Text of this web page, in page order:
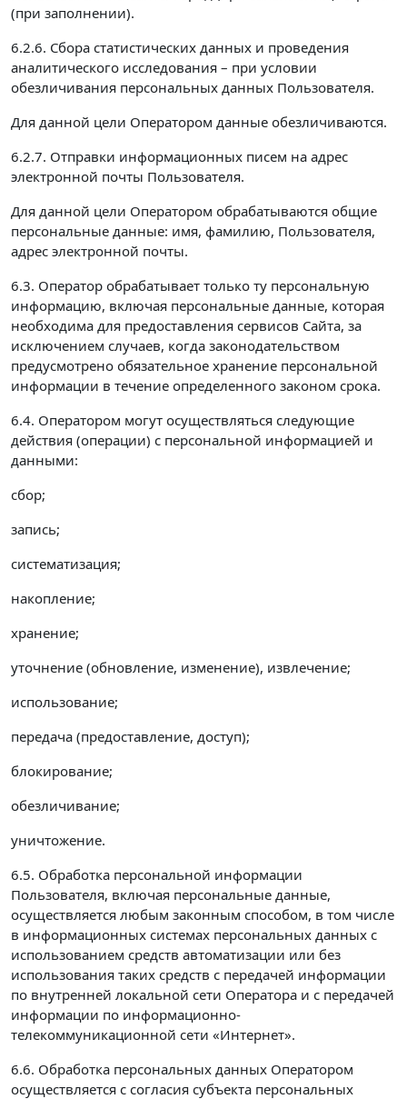
(при заполнении).
6.2.6. Сбора статистических данных и проведения
аналитического исследования – при условии
обезличивания персональных данных Пользователя.
Для данной цели Оператором данные обезличиваются.
6.2.7. Отправки информационных писем на адрес
электронной почты Пользователя.
Для данной цели Оператором обрабатываются общие
персональные данные: имя, фамилию, Пользователя,
адрес электронной почты.
6.3. Оператор обрабатывает только ту персональную
информацию, включая персональные данные, которая
необходима для предоставления сервисов Сайта, за
исключением случаев, когда законодательством
предусмотрено обязательное хранение персональной
информации в течение определенного законом срока.
6.4. Оператором могут осуществляться следующие
действия (операции) с персональной информацией и
данными:
сбор;
запись;
систематизация;
накопление;
хранение;
уточнение (обновление, изменение), извлечение;
использование;
передача (предоставление, доступ);
блокирование;
обезличивание;
уничтожение.
6.5. Обработка персональной информации
Пользователя, включая персональные данные,
осуществляется любым законным способом, в том числе
в информационных системах персональных данных с
использованием средств автоматизации или без
использования таких средств с передачей информации
по внутренней локальной сети Оператора и с передачей
информации по информационно-
телекоммуникационной сети «Интернет».
6.6. Обработка персональных данных Оператором
осуществляется с согласия субъекта персональных